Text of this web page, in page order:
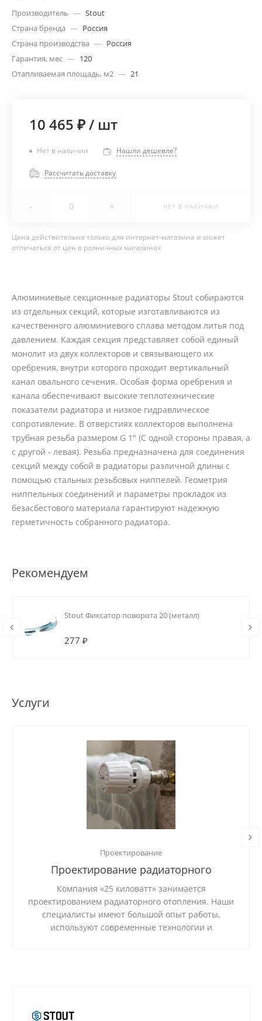
Производитель — Stout
Страна бренда — Россия
Страна производства — Россия
Гарантия, мес — 120
Отапливаемая площадь, м2 — 21
10 465 ₽/ шт
Нет в наличии Нашли дешевле?
Рассчитать доставку
- + НЕТ В НАЛИЧИИ
Цена действительна только для интернет-магазина и может
отличаться от цен в розничных магазинах
Алюминиевые секционные радиаторы Stout собираются
из отдельных секций, которые изготавливаются из
качественного алюминиевого сплава методом литья под
давлением. Каждая секция представляет собой единый
монолит из двух коллекторов и связывающего их
оребрения, внутри которого проходит вертикальный
канал овального сечения. Особая форма оребрения и
канала обеспечивают высокие теплотехнические
показатели радиатора и низкое гидравлическое
сопротивление. В отверстиях коллекторов выполнена
трубная резьба размером G 1" (С одной стороны правая, а
с другой - левая). Резьба предназначена для соединения
секций между собой в радиаторы различной длины с
помощью стальных резьбовых ниппелей. Геометрия
ниппельных соединений и параметры прокладок из
безасбестового материала гарантируют надежную
герметичность собранного радиатора.
Рекомендуем
Stout Фиксатор поворота 20 (металл)
277 ₽
Услуги
Проектирование
Проектирование радиаторного
отопления
Компания «25 киловатт» занимается
проектированием радиаторного отопления. Наши
специалисты имеют большой опыт работы,
используют современные технологии и